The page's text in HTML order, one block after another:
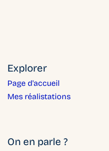
Explorer
Page d'accueil
Mes réalistations
On en parle ?